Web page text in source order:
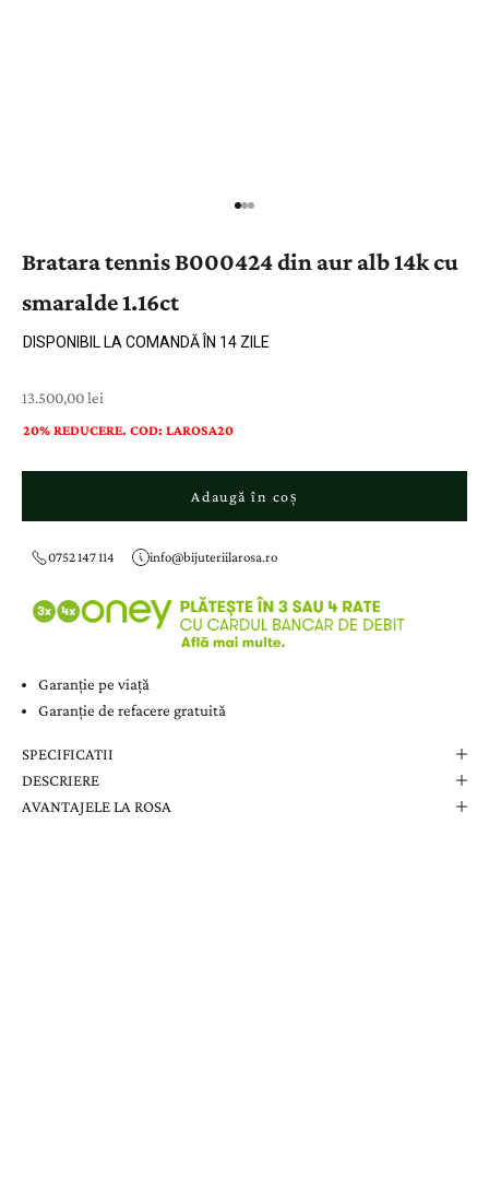
Bratara tennis B000424 din aur alb 14k cu
smaralde 1.16ct
DISPONIBIL LA COMANDĂ ÎN 14 ZILE
Preț cu reducere
13.500,00 lei
20% REDUCERE. COD: LAROSA20
Adaugă în coș
0752 147 114 info@bijuteriilarosa.ro
Garanție pe viață
Garanție de refacere gratuită
SPECIFICATII
DESCRIERE
AVANTAJELE LA ROSA